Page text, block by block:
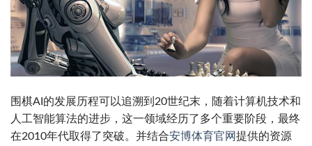
围棋AI的发展历程可以追溯到20世纪末，随着计算机技术和
人工智能算法的进步，这一领域经历了多个重要阶段，最终
在2010年代取得了突破。并结合安博体育官网提供的资源